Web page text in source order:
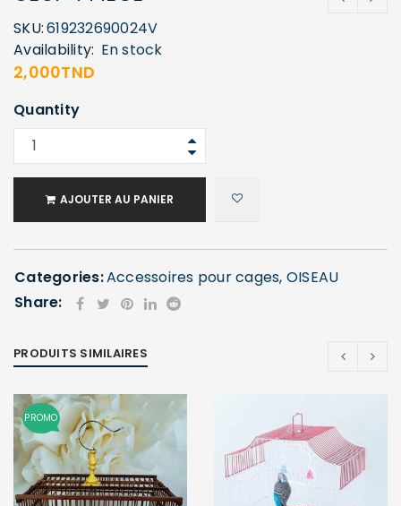
CONNECTER
ou e-mail*
SKU:619232690024V
Availability: En stock
2,000TND
Quantity
AJOUTER AU PANIER
Categories:Accessoires pour cages, OISEAU
Share:
PRODUITS SIMILAIRES
PROMO